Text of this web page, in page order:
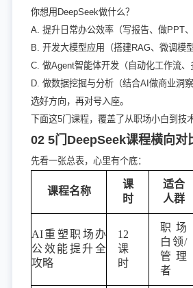
你想用DeepSeek做什么？
A. 提升日常办公效率（写报告、做PPT、
B. 开发大模型应用（搭建RAG、微调模型
C. 做Agent智能体开发（自动化工作流、
D. 做数据挖掘与分析（结合AI做商业洞察
选好方向，再对号入座。
下面这5门课程，覆盖了从职场小白到技
02 5门DeepSeek课程横向对
先看一张总表，心里有个底：
课程名称
课
时
适合
人群
AI重塑职场办
公效能提升全
攻略
12
课
时
职场
白领/
管理
者